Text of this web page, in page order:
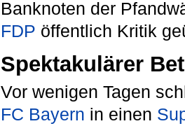
Banknoten der
FDP öffentlich Kritik
Spektakulärer
Vor wenigen Tagen
FC Bayern in einen